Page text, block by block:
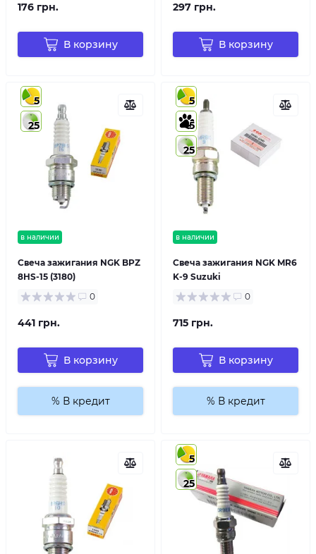
176 грн.
В корзину
297 грн.
В корзину
в наличии
Свеча зажигания NGK BPZ
8HS-15 (3180)
5
25
0
441 грн.
В корзину
% В кредит
в наличии
Свеча зажигания NGK MR6
K-9 Suzuki
5
5
25
0
715 грн.
В корзину
% В кредит
5
25